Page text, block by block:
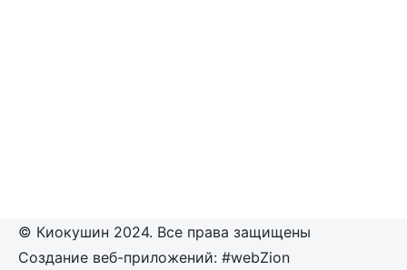
© Киокушин 2024. Все права защищены
Создание веб-приложений: #webZion